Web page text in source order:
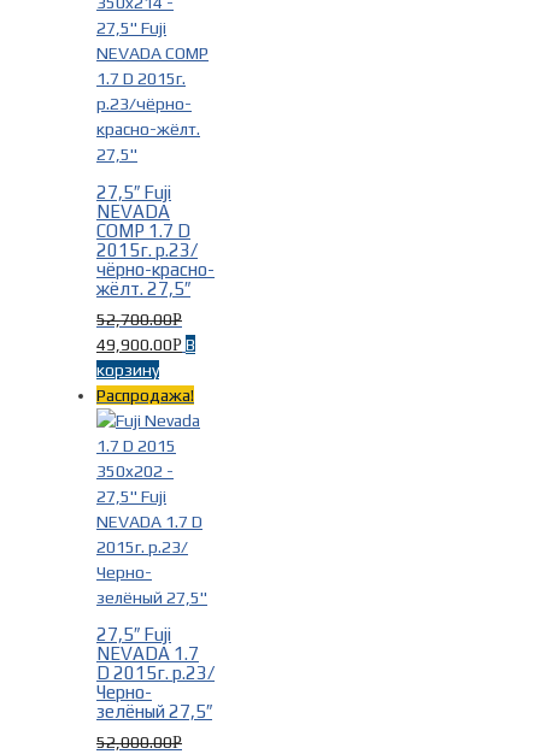
27,5″ Fuji
NEVADA
COMP 1.7 D
2015г. р.23/
чёрно-красно-
жёлт. 27,5″
52,700.00Р
49,900.00Р В
корзину
Распродажа!
27,5″ Fuji
NEVADA 1.7
D 2015г. р.23/
Черно-
зелёный 27,5″
52,000.00Р